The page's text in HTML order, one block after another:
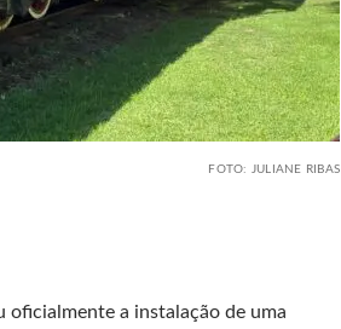
FOTO: JULIANE RIBAS
a instalação de uma